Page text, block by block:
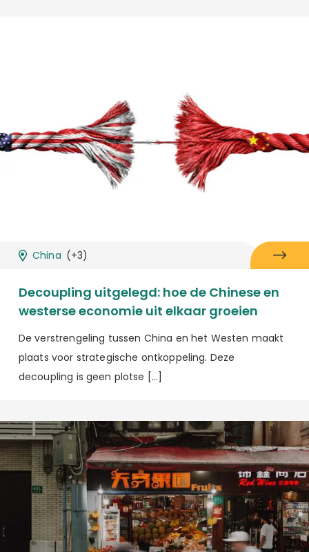
China (+3)
Decoupling uitgelegd: hoe de Chinese en
westerse economie uit elkaar groeien
De verstrengeling tussen China en het Westen maakt
plaats voor strategische ontkoppeling. Deze
decoupling is geen plotse […]